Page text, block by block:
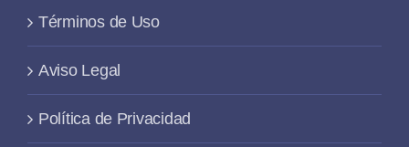
Términos de Uso
Aviso Legal
Política de Privacidad